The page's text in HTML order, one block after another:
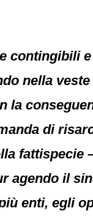
contingibili
nella
la
di
fattispecie
agendo il
enti, egli